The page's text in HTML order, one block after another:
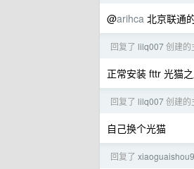
@arihca 北京联通
回复了 lilq007创建的
正常安装 fttr 光猫
回复了 lilq007创建的
自己换个光猫
回复了